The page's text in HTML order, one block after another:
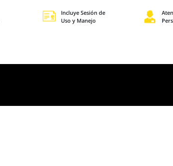
Incluye Sesión de
Uso y Manejo